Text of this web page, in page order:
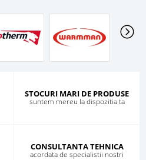
STOCURI MARI DE PRODUSE
suntem mereu la dispozitia ta
CONSULTANTA TEHNICA
acordata de specialistii nostri